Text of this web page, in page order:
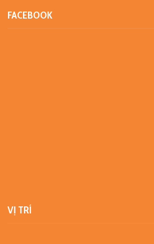
FACEBOOK
VỊ TRÍ